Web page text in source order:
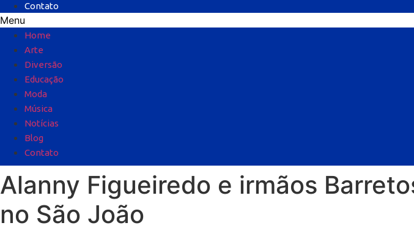
Contato
Menu
Home
Arte
Diversão
Educação
Moda
Música
Notícias
Blog
Contato
Alanny Figueiredo e irmãos
no São João